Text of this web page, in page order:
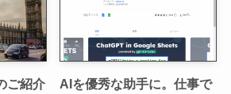
ご紹介
AIを優秀な助手に。仕事で